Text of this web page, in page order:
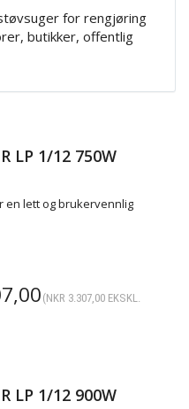
for rengjøring
butikker, offentlig
LP 1/12 750W
en lett og brukervennlig
(NKR 3.307,00EKSKL.
LP 1/12 900W